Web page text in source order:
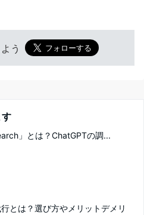
う
」とは？ChatGPTの調...
とは？選び方やメリットデメリ